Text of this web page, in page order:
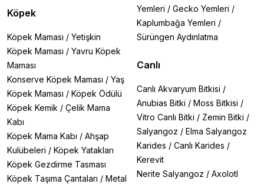
Köpek
Köpek Maması / Yetişkin
Köpek Maması / Yavru Köpek
Maması
Konserve Köpek Maması / Yaş
Köpek Maması / Köpek Ödülü
Köpek Kemik / Çelik Mama
Kabı
Köpek Mama Kabı / Ahşap
Kulübeleri / Köpek Yatakları
Köpek Gezdirme Tasması
Köpek Taşıma Çantaları / Metal
Yemleri / Gecko Yemleri /
Kaplumbağa Yemleri /
Sürüngen Aydınlatma
Canlı
Canlı Akvaryum Bitkisi /
Anubias Bitki / Moss Bitkisi /
Vitro Canlı Bitki / Zemin Bitki /
Salyangoz / Elma Salyangoz
Karides / Canlı Karides /
Kerevit
Nerite Salyangoz / Axolotl